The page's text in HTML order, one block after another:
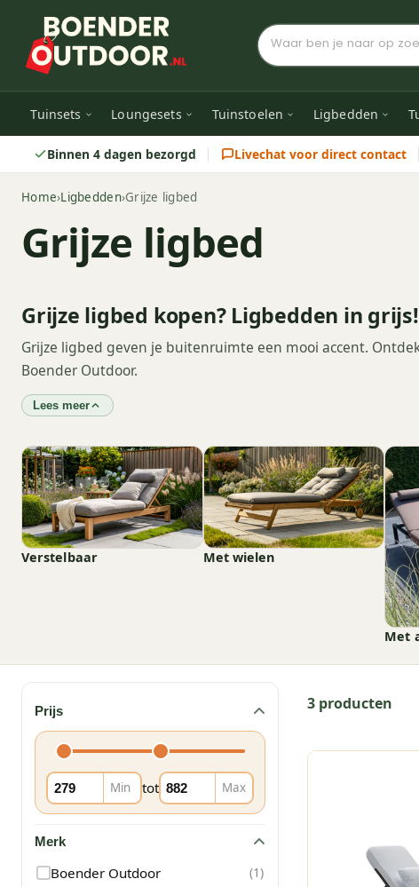
Tuinsets Loungesets Tuinstoelen Ligbedden
Binnen 4 dagen bezorgd Livechat voor direct contact
Home›Ligbedden›Grijze ligbed
Grijze ligbed
Grijze ligbed kopen? Ligbedden in grijs!
Grijze ligbed geven je buitenruimte een mooi accent.
Boender Outdoor.
Lees meer
Verstelbaar Met wielen
Met
Prijs
Min tot Max
Merk
Boender Outdoor (1)
3 producten